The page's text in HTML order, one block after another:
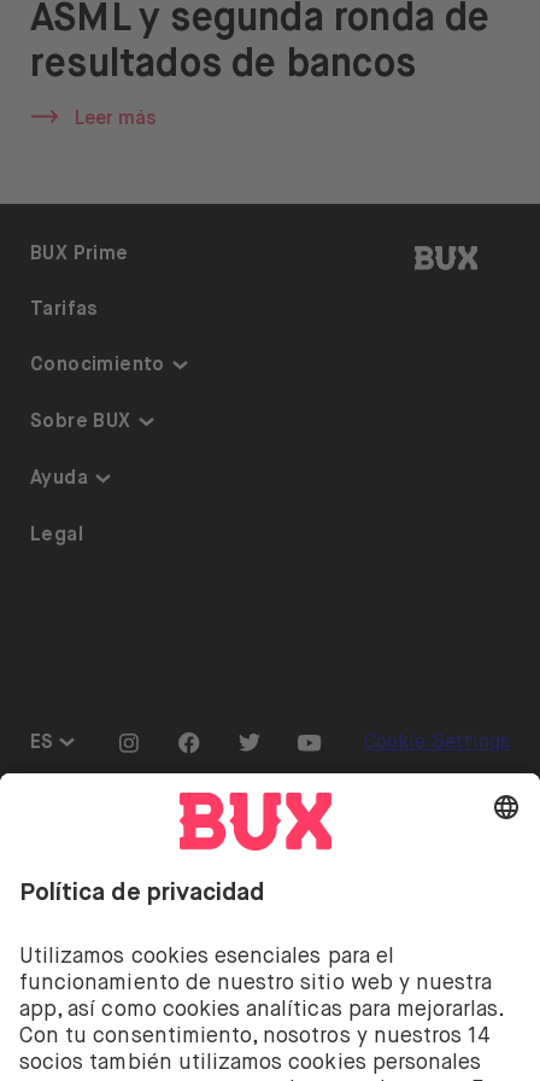
Ayuda
ES
Abrir menú de idiomas
ASML y segunda ronda de
resultados de bancos
Leer más
BUX |
BUX Prime
Tarifas
Conocimiento
Inversiones temáticas
Calendario de dividendos
Sobre BUX
Garantía y Seguridad
Ayuda
Accesibilidad
Legal
ES
Abrir menú de idiomas
Go to "Instagram"
Go to "Facebook"
Go to "Twitter"
Go to "Youtube"
Cookie Settings
Invertir conlleva riesgos. Puedes perder tu depósito.
Invertir conlleva el riesgo de perder el dinero
ETF de BUX son proporcionados por la empresa
holandesa BUX B.V. BUX B.V. está registrada en la
Cámara de Comercio de Ámsterdam con el número
58403949. BUX B.V. está autorizada y regulada por la
Autoridad Financiera de los Mercados de los Países